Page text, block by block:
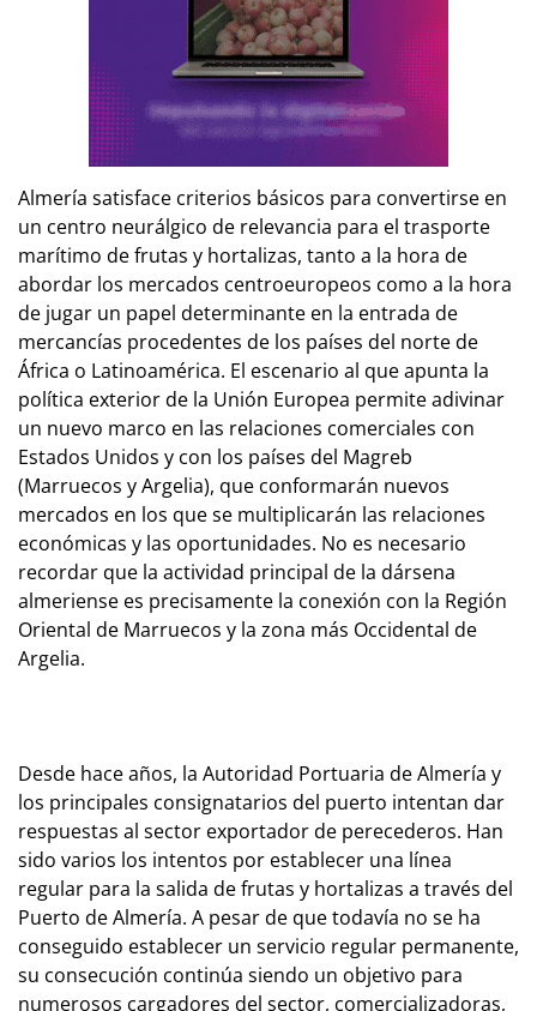
Almería satisface criterios básicos para convertirse en
un centro neurálgico de relevancia para el trasporte
marítimo de frutas y hortalizas, tanto a la hora de
abordar los mercados centroeuropeos como a la hora
de jugar un papel determinante en la entrada de
mercancías procedentes de los países del norte de
África o Latinoamérica. El escenario al que apunta la
política exterior de la Unión Europea permite adivinar
un nuevo marco en las relaciones comerciales con
Estados Unidos y con los países del Magreb
(Marruecos y Argelia), que conformarán nuevos
mercados en los que se multiplicarán las relaciones
económicas y las oportunidades. No es necesario
recordar que la actividad principal de la dársena
almeriense es precisamente la conexión con la Región
Oriental de Marruecos y la zona más Occidental de
Argelia.
Desde hace años, la Autoridad Portuaria de Almería y
los principales consignatarios del puerto intentan dar
respuestas al sector exportador de perecederos. Han
sido varios los intentos por establecer una línea
regular para la salida de frutas y hortalizas a través del
Puerto de Almería. A pesar de que todavía no se ha
conseguido establecer un servicio regular permanente,
su consecución continúa siendo un objetivo para
numerosos cargadores del sector, comercializadoras,